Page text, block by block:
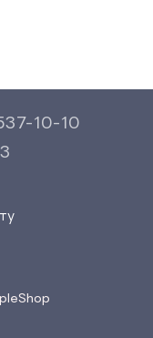
10-10